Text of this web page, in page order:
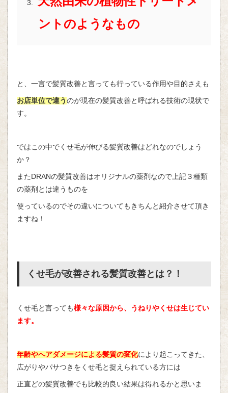
ントのようなもの
と、一言で髪質改善と言っても行っている作用や目的さえも
お店単位で違う のが現在の髪質改善と呼ばれる技術の現状で
す。
ではこの中でくせ毛が伸びる髪質改善はどれなのでしょう
か？
またDRANの髪質改善はオリジナルの薬剤なので上記３種類
の薬剤とは違うものを
使っているのでその違いについてもきちんと紹介させて頂き
ますね！
くせ毛が改善される髪質改善とは？！
くせ毛と言っても様々な原因から、うねりやくせは生じてい
ます。
年齢やへアダメージによる髪質の変化により起こってきた、
広がりやパサつきをくせ毛と捉えられている方には
正直どの髪質改善でも比較的良い結果は得れるかと思いま